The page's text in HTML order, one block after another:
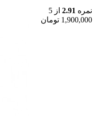
نمره 2.91 از 5
1,900,000 تومان